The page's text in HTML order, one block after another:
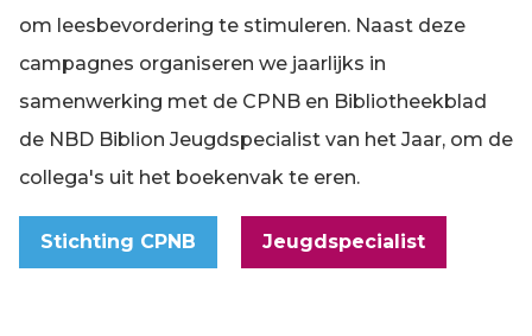
om leesbevordering te stimuleren. Naast deze
campagnes organiseren we jaarlijks in
samenwerking met de CPNB en Bibliotheekblad
de NBD Biblion Jeugdspecialist van het Jaar, om de
collega's uit het boekenvak te eren.
Stichting CPNB Jeugdspecialist